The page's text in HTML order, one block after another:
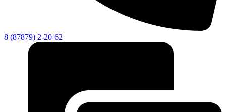
8 (87879) 2-20-62